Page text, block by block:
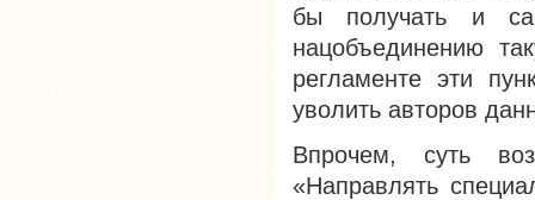
бы получать и
нацобъединению
регламенте эти
уволить авторов
Впрочем, суть
«Направлять